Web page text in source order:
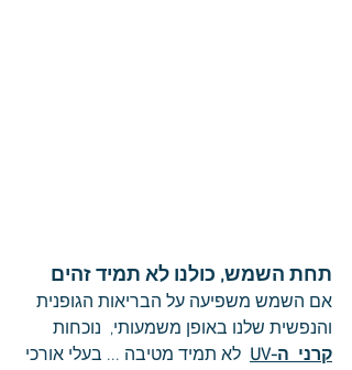
תחת השמש, כולנו לא תמיד זהים
אם השמש משפיעה על הבריאות הגופנית
והנפשית שלנו באופן משמעותי,  נוכחות
קרני  ה-UV
לא תמיד מטיבה ... בעלי אורכי